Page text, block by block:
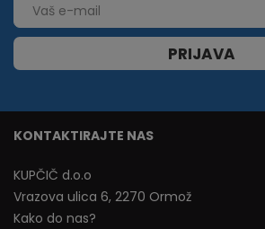
PRIJAVA
KONTAKTIRAJTE NAS
KUPČIČ d.o.o
Vrazova ulica 6, 2270 Ormož
Kako do nas?